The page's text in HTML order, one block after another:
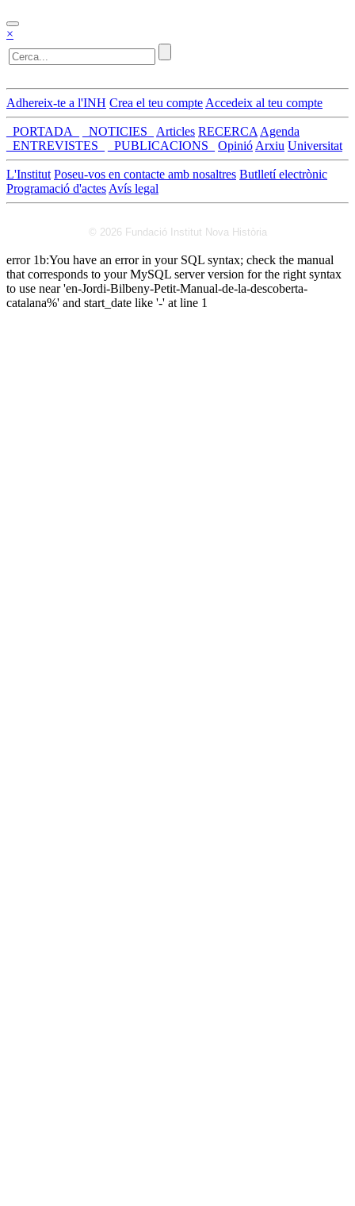
×
Adhereix-te a l'INH Crea el teu compte Accedeix al teu compte
_PORTADA_ _NOTICIES_ Articles RECERCA Agenda
_ENTREVISTES_
_PUBLICACIONS_ Opinió Arxiu Universitat
L'Institut Poseu-vos en contacte amb nosaltres Butlletí electrònic
Programació d'actes Avís legal
© 2026 Fundació Institut Nova Història
error 1b:You have an error in your SQL syntax; check the manual
that corresponds to your MySQL server version for the right syntax
to use near 'en-Jordi-Bilbeny-Petit-Manual-de-la-descoberta-
catalana%' and start_date like '-' at line 1